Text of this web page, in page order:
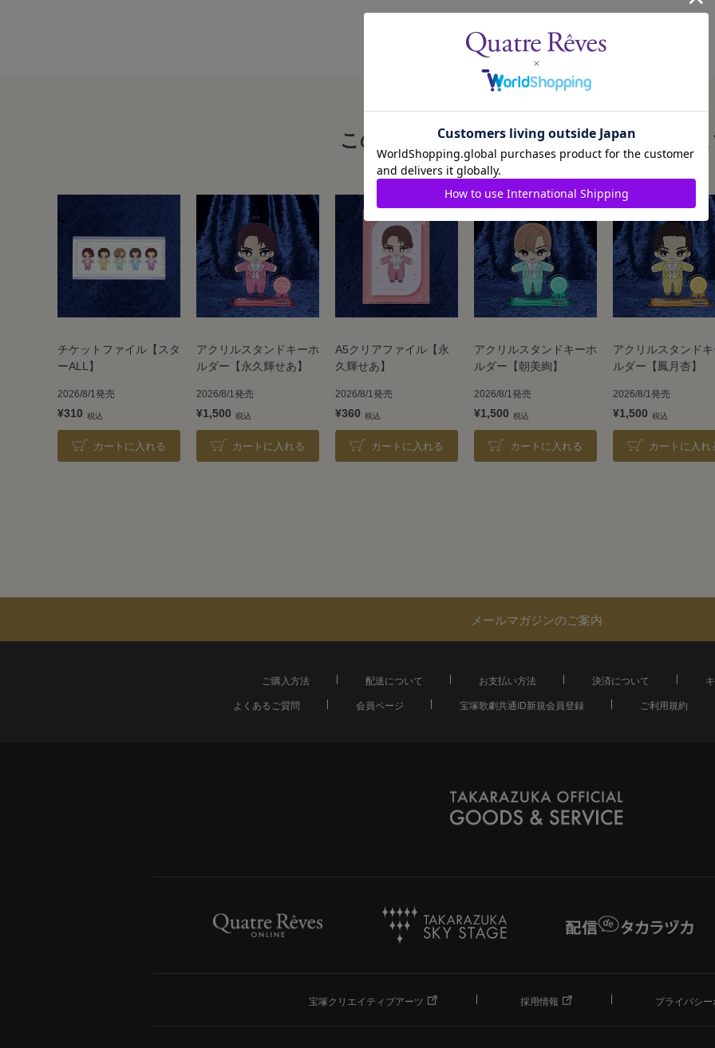
この商品を見た人はこんな商品も見てい
チケットファイル【スタ
ーALL】
2026/8/1発売
¥310
カートに入れる
アクリルスタンドキーホ
ルダー【永久輝せあ】
2026/8/1発売
¥1,500
カートに入れる
A5クリアファイル【永
久輝せあ】
2026/8/1発売
¥360
カートに入れる
アクリルスタンドキーホ
ルダー【朝美絢】
2026/8/1発売
¥1,500
カートに入れる
アクリルスタンド
ルダー【鳳月杏】
2026/8/1発売
¥1,500
カートに入れ
メールマガジンのご案内
ご購入方法 配送について お支払い方法 決済について
よくあるご質問
会員ページ 宝塚歌劇共通ID新規会員登録 ご利用規約
宝塚クリエイティブアーツ 採用情報 プライバシ